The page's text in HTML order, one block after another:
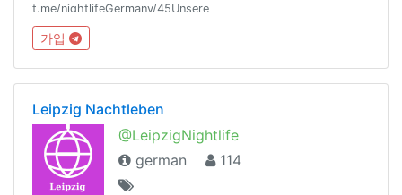
t.me/nightlifeGermany/45Unsere
Regeln:t.me/nightlifeGermany/44Offtopic
Gruppe:https://t.me/NightlifeGermanySandbox
가입
Leipzig Nachtleben
@LeipzigNightlife
german
114